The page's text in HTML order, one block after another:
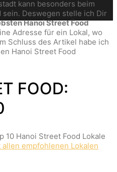
kann besonders beim
Deswegen stelle ich Dir
Hanoi Street Food
Adresse für ein Lokal, wo
Schluss des Artikel habe ich
Hanoi Street Food
FOOD:
10 Hanoi Street Food Lokale
allen empfohlenen Lokalen